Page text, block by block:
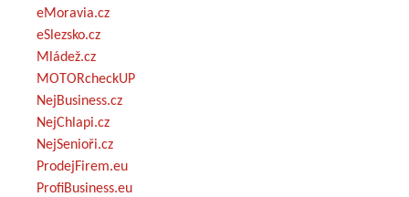
eMoravia.cz
eSlezsko.cz
Mládež.cz
MOTORcheckUP
NejBusiness.cz
NejChlapi.cz
NejSenioři.cz
ProdejFirem.eu
ProfiBusiness.eu